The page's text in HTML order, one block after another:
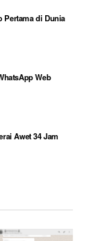
Pertama di Dunia
Web
Awet 34 Jam